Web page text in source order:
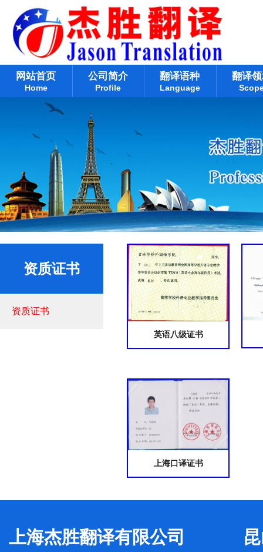
网站首页
Home
公司简介
Profile
翻译语种
Language
翻译
资质证书
资质证书
英语八级证书
上海口译证书
上海杰胜翻译有限公司